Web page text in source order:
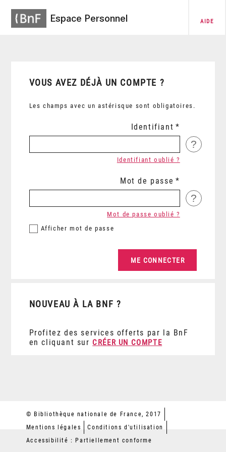
Espace Personnel AIDE
VOUS AVEZ DÉJÀ UN COMPTE ?
Les champs avec un astérisque sont obligatoires.
Identifiant
?
Identifiant oublié ?
Mot de passe
?
Afficher mot de passe
Mot de passe oublié ?
NOUVEAU À LA BNF ?
Profitez des services offerts par la BnF
en cliquant sur CRÉER UN COMPTE
© Bibliothèque nationale de France, 2017
Mentions légales
Conditions d'utilisation
Accessibilité : Partiellement conforme